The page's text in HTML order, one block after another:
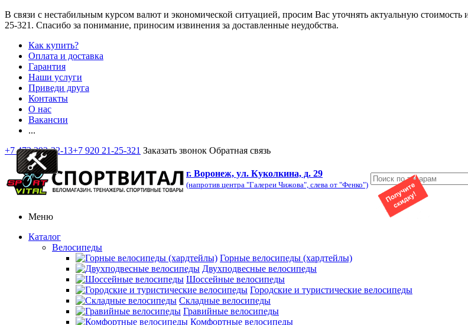
В связи с нестабильным курсом валют и экономической ситуацией, просим Вас уточнять актуальную
25-321 . Спасибо за понимание, приносим извинения за доставленные неудобства.
Как купить?
Оплата и доставка
Гарантия
Наши услуги
Приведи друга
Контакты
О нас
Вакансии
...
+7 473 292-32-13+7 920 21-25-321 Заказать звонок Обратная связь
г. Воронеж, ул. Куколкина, д. 29
(напротив центра "Галереи Чижова", слева от "Фенко")
Меню
Каталог
Велосипеды
Горные велосипеды (хардтейлы)
Двухподвесные велосипеды
Шоссейные велосипеды
Городские и туристические велосипеды
Складные велосипеды
Гравийные велосипеды
Комфортные велосипеды